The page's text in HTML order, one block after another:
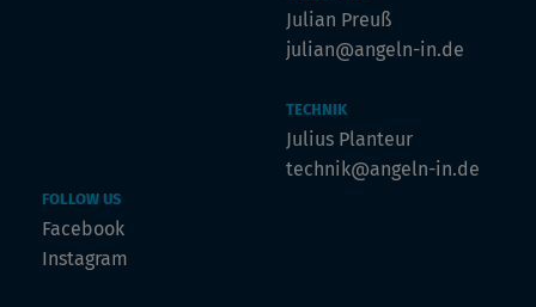
Julian Preuß
julian@angeln-in.de
TECHNIK
Julius Planteur
technik@angeln-in.de
FOLLOW US
Facebook
Instagram